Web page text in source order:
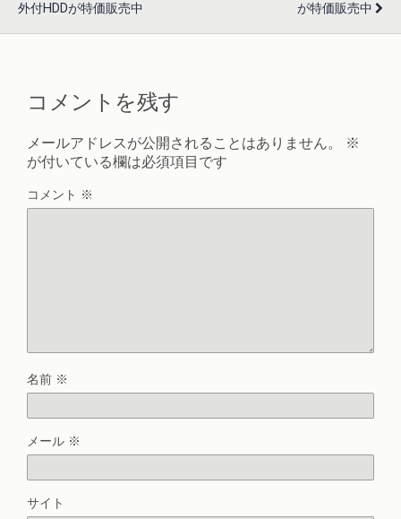
外付HDDが特価販売中
が特価販売中
コメントを残す
メールアドレスが公開されることはありません。
※
が付いている欄は必須項目です
コメント ※
名前 ※
メール ※
サイト